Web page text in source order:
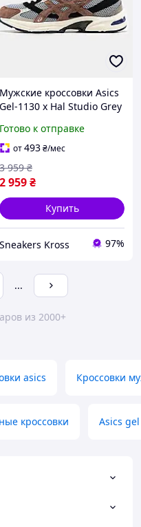
Мужские кроссовки Asics
Gel-1130 x Hal Studio Grey
Гель 1130 коричневые
Готово к отправке
от493₴/мес
2 959₴
3 959 ₴
Купить
Sneakers Kross 97%
...
из 2000+
asics Кроссовки
кроссовки Asics